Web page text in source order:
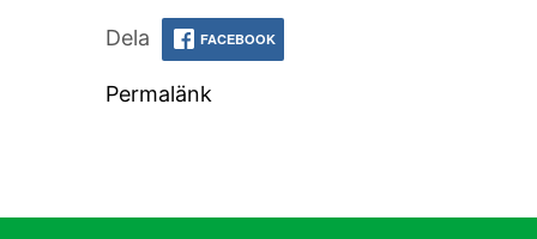
Dela FACEBOOK
Permalänk